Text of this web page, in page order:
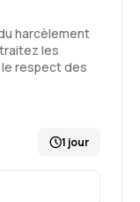
harcèlement
les
respect des
1 jour